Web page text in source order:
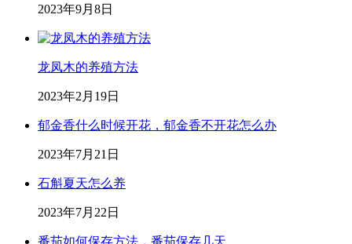
2023年9月8日
龙凤木的养殖方法
2023年2月19日
郁金香什么时候开花，郁金香不开花怎么办
2023年7月21日
石斛夏天怎么养
2023年7月22日
番茄如何保存方法，番茄保存几天